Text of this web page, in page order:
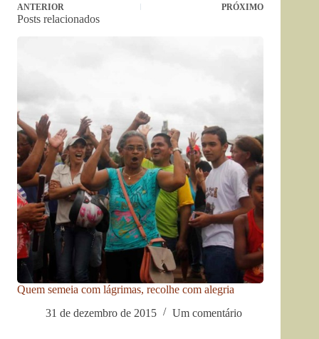
ANTERIOR PRÓXIMO
Posts relacionados
Quem semeia com lágrimas, recolhe com alegria
31 de dezembro de 2015
Um comentário